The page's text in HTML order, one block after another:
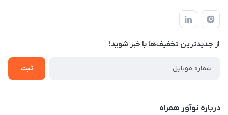
۲۳، طبقه سوم
حساب کاربری
تماس با ما
قوانین و مقررات
حریم خصوصی
شرایط گارانتی
ثبت شکایت
از جدید‌ترین تخفیف‌ها با‌ خبر شوید!
ثبت
درباره نوآور همراه